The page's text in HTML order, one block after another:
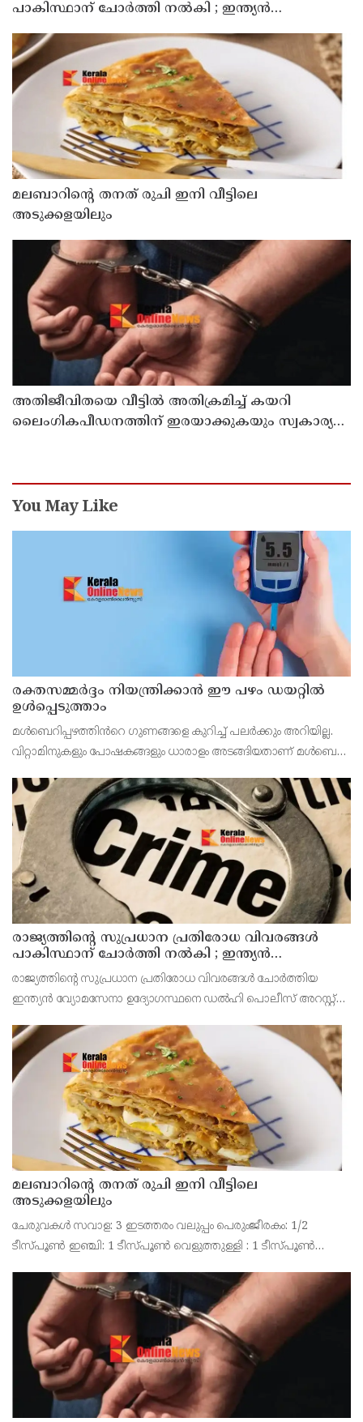
പാകിസ്ഥാന് ചോർത്തി നൽകി ; ഇന്ത്യൻ
വ്യോമസേനയിലെ ഉന്നത ഉദ്യോഗസ്ഥൻ അറസ്റ്റിൽ
മലബാറിന്റെ തനത് രുചി ഇനി വീട്ടിലെ
അടുക്കളയിലും
അതിജീവിതയെ വീട്ടിൽ അതിക്രമിച്ച് കയറി
ലൈംഗികപീഡനത്തിന് ഇരയാക്കുകയും സ്വകാര്യ
പിടിയിൽ
You May Like
രക്തസമ്മർദ്ദം നിയന്ത്രിക്കാൻ ഈ പഴം ഡയറ്റിൽ
ഉൾപ്പെടുത്താം
മൾബെറിപ്പഴത്തിൻറെ ഗുണങ്ങളെ കുറിച്ച് പലർക്കും അറിയില്ല.
വിറ്റാമിനുകളും പോഷകങ്ങളും ധാരാളം അടങ്ങിയതാണ് മൾബെറി.
നിറങ്ങളിലാണ് ഇവ കാണപ്പെടുന്നത്. മധുര
രാജ്യത്തിന്റെ സുപ്രധാന പ്രതിരോധ വിവരങ്ങൾ
പാകിസ്ഥാന് ചോർത്തി നൽകി ; ഇന്ത്യൻ
വ്യോമസേനയിലെ ഉന്നത ഉദ്യോഗസ്ഥൻ അറസ്റ്റിൽ
രാജ്യത്തിന്റെ സുപ്രധാന പ്രതിരോധ വിവരങ്ങൾ ചോർത്തിയ
ഇന്ത്യൻ വ്യോമസേനാ ഉദ്യോഗസ്ഥനെ ഡൽഹി പൊലീസ് അറസ്റ്റ്
രഹസ്യവിവരങ്ങൾ പുറത്തുവിട്ടതിനെത്തുടർന്ന് ഔദ്യോഗിക
രഹസ്യനിയ
മലബാറിന്റെ തനത് രുചി ഇനി വീട്ടിലെ
അടുക്കളയിലും
ചേരുവകൾ സവാള: 3 ഇടത്തരം വലുപ്പം പെരുംജീരകം: 1/2
ടീസ്പൂൺ ഇഞ്ചി: 1 ടീസ്പൂൺ വെളുത്തുള്ളി : 1 ടീസ്പൂൺ
ടീസ്പൂൺ മഞ്ഞൾപ്പൊടി: 1/2 ടീസ്പൂൺ ഗരം മസാല: 1/2